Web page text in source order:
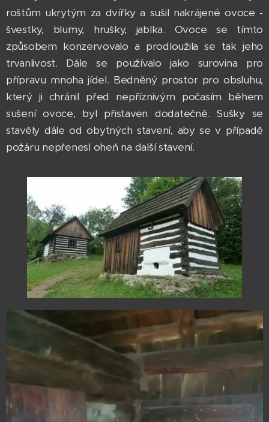
roštům ukrytým za dvířky a sušil nakrájené ovoce -
švestky, blumy, hrušky, jablka. Ovoce se tímto
způsobem konzervovalo a prodloužila se tak jeho
trvanlivost. Dále se používalo jako surovina pro
přípravu mnoha jídel. Bedněný prostor pro obsluhu,
který ji chránil před nepříznivým počasím během
sušení ovoce, byl přistaven dodatečně. Sušky se
stavěly dále od obytných stavení, aby se v případě
požáru nepřenesl oheň na další stavení.